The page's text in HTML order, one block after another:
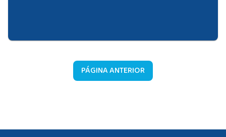
PÁGINA ANTERIOR